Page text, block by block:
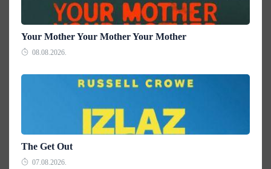
Your Mother Your Mother Your Mother
08.08.2026.
The Get Out
07.08.2026.